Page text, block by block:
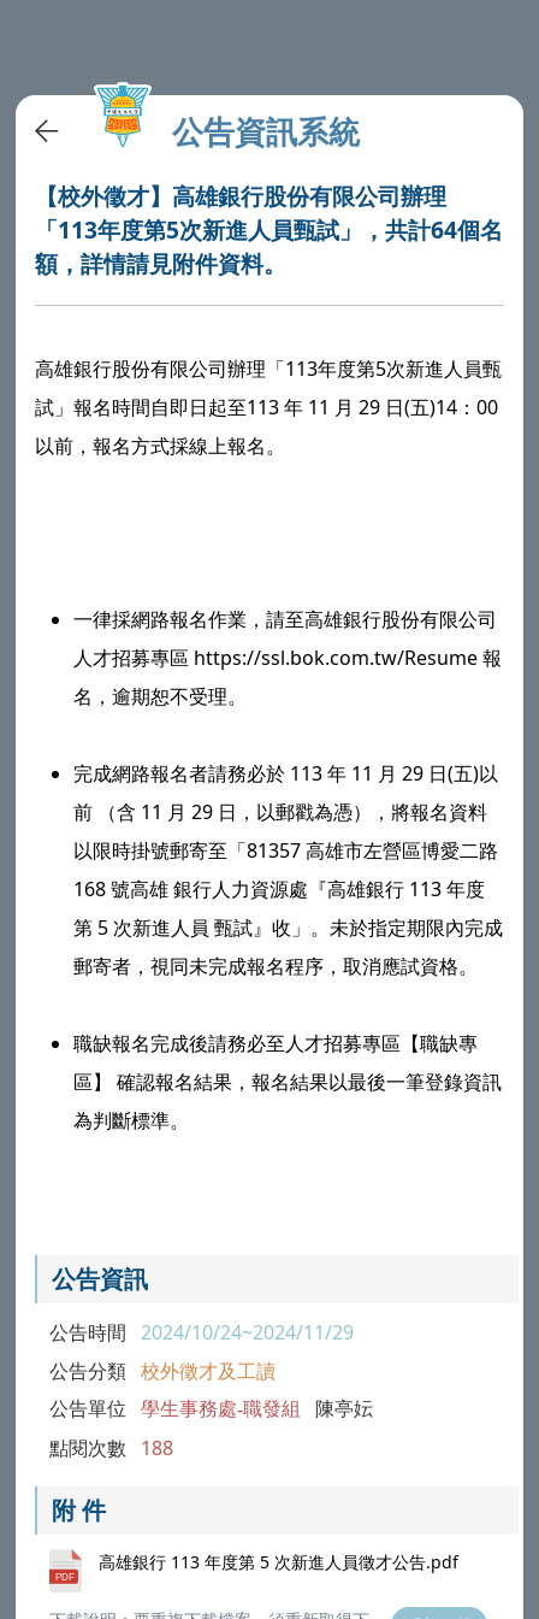
公告資訊系統
【校外徵才】高雄銀行股份有限公司辦理
「113年度第5次新進人員甄試」，共計64個名
額，詳情請見附件資料。
高雄銀行股份有限公司辦理「113年度第5次新進人員甄
試」報名時間自即日起至113 年 11 月 29 日(五)14：00
以前，報名方式採線上報名。
一​律採網路報名作業，請至高雄銀行股份有限公司
人才招募專區 https://ssl.bok.com.tw/Resume 報
名，逾期恕不受理。
完成網路報名者請務必於 113 年 11 月 29 日(五)以
前 （含 11 月 29 日，以郵戳為憑），將報名資料
以限時掛號郵寄至「81357 高雄市左營區博愛二路
168 號高雄 銀行人力資源處『高雄銀行 113 年度
第 5 次新進人員 甄試』收」。未於指定期限內完成
郵寄者，視同未完成報名程序，取消應試資格。
職缺報名完成後請務必至人才招募專區【職缺專
區】 確認報名結果，報名結果以最後一筆登錄資訊
為判斷標準。
公告資訊
公告時間 2024/10/24~2024/11/29
公告分類 校外徵才及工讀
公告單位 學生事務處-職發組 陳亭妘
點閱次數 188
附 件
高雄銀行 113 年度第 5 次新進人員徵才公告.pdf